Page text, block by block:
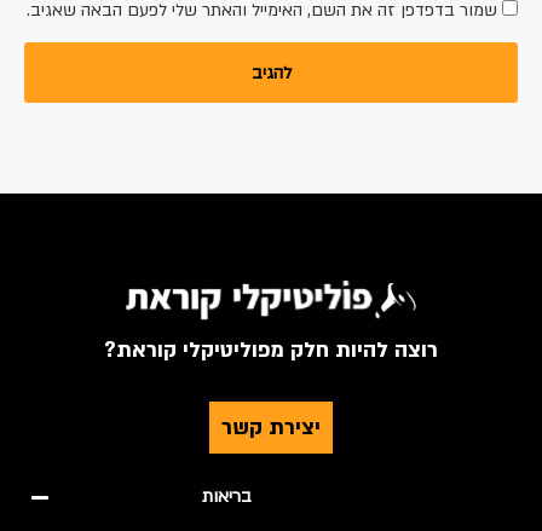
שמור בדפדפן זה את השם, האימייל והאתר שלי לפעם הבאה שאגיב.
רוצה להיות חלק מפוליטיקלי קוראת?
יצירת קשר
בריאות